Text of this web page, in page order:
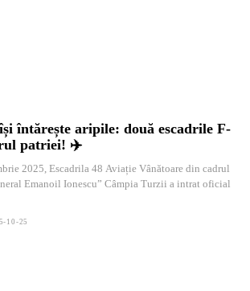
întărește aripile: două escadrile F-
patriei! ✈️
2025, Escadrila 48 Aviație Vânătoare din cadrul
Emanoil Ionescu” Câmpia Turzii a intrat oficial
10-25